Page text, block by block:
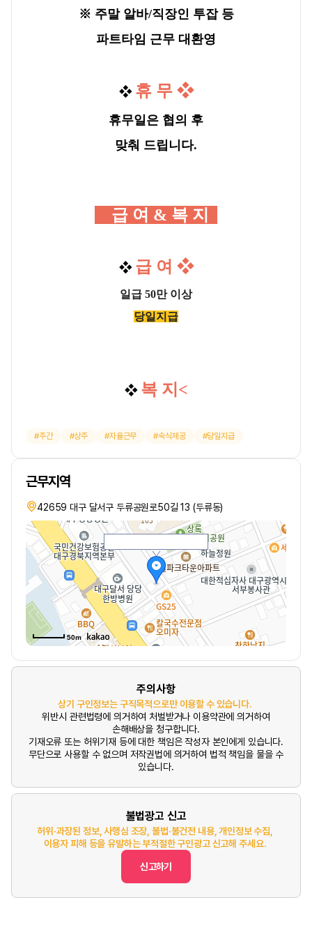
※ 주말 알바/직장인 투잡 등
파트타임 근무 대환영
❖ 휴 무 ❖
휴무일은 협의 후
맞춰 드립니다.
급 여 & 복 지
❖ 급 여 ❖
일급 50만 이상
당일지급
❖ 복 지<
주간 상주 자율근무 숙식제공 당일지급
근무지역
42659 대구 달서구 두류공원로50길 13 (두류동)
50m
주의사항
상기 구인정보는 구직목적으로만 이용할 수 있습니다.
위반시 관련법령에 의거하여 처벌받거나 이용약관에 의거하여
손해배상을 청구합니다.
기재오류 또는 허위기재 등에 대한 책임은 작성자 본인에게 있습니다.
무단으로 사용할 수 없으며 저작권법에 의거하여 법적 책임을 물을 수
있습니다.
불법광고 신고
허위·과장된 정보, 사행심 조장, 불법·불건전 내용, 개인정보 수집,
이용자 피해 등을 유발하는 부적절한 구인광고 신고해 주세요.
신고하기